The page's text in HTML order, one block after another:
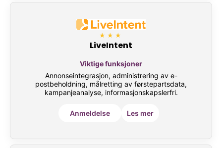
★★★
LiveIntent
Viktige funksjoner
Annonseintegrasjon, administrering av e-
postbeholdning, målretting av førstepartsdata,
kampanjeanalyse, informasjonskapslerfri.
Anmeldelse Les mer